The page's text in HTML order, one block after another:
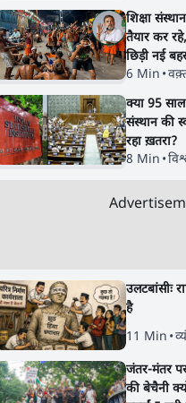
शिक्षा संस्थान
तैयार कर
छिड़ी नई
6 Min •
क्या 95 साल
संस्थान की
रहा ख़तरा?
8 Min •
उलटबांसीः
है
11 Min •
जंतर-मंतर
की बेचैनी